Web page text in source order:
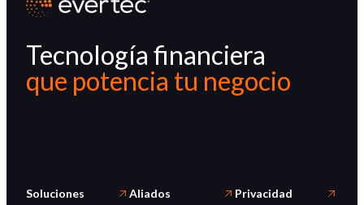
Tecnología financiera
que potencia tu negocio
Soluciones Aliados Privacidad